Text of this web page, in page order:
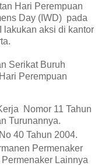
Hari Perempuan
Day (IWD) pada
lakukan aksi di kantor
Serikat Buruh
Perempuan
Nomor 11 Tahun
Turunannya.
40 Tahun 2004.
Permenaker
Lainnya